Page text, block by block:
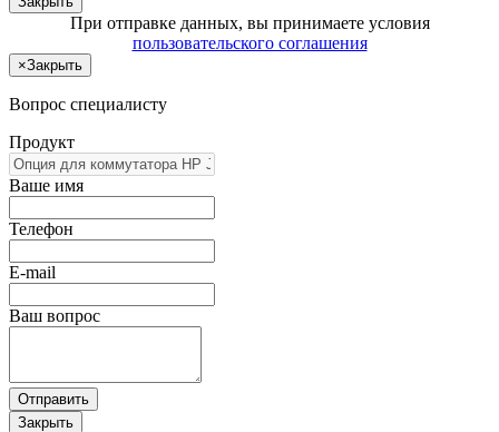
При отправке данных, вы принимаете условия
пользовательского соглашения
×Закрыть
Вопрос специалисту
Продукт
Ваше имя
Телефон
E-mail
Ваш вопрос
Отправить
Закрыть